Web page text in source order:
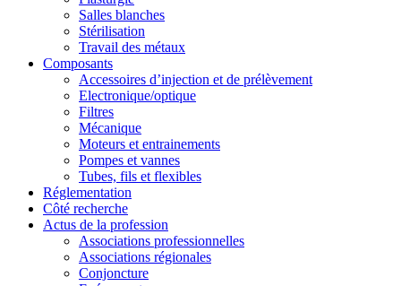
Salles blanches
Stérilisation
Travail des métaux
Composants
Accessoires d’injection et de prélèvement
Electronique/optique
Filtres
Mécanique
Moteurs et entrainements
Pompes et vannes
Tubes, fils et flexibles
Réglementation
Côté recherche
Actus de la profession
Associations professionnelles
Associations régionales
Conjoncture